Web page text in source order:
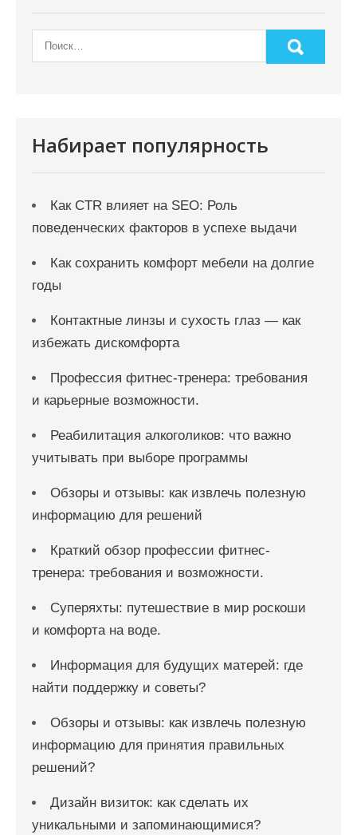
м
Набирает популярность
Как CTR влияет на SEO: Роль
поведенческих факторов в успехе выдачи
Как сохранить комфорт мебели на долгие
годы
Контактные линзы и сухость глаз — как
избежать дискомфорта
Профессия фитнес-тренера: требования
и карьерные возможности.
Реабилитация алкоголиков: что важно
учитывать при выборе программы
Обзоры и отзывы: как извлечь полезную
информацию для решений
Краткий обзор профессии фитнес-
тренера: требования и возможности.
Суперяхты: путешествие в мир роскоши
и комфорта на воде.
Информация для будущих матерей: где
найти поддержку и советы?
Обзоры и отзывы: как извлечь полезную
информацию для принятия правильных
решений?
Дизайн визиток: как сделать их
уникальными и запоминающимися?